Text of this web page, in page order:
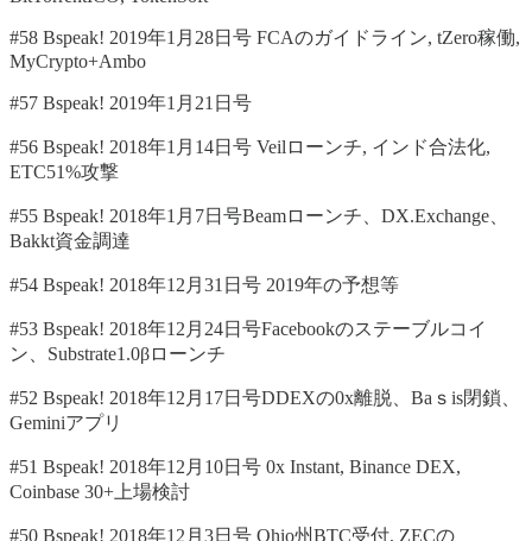
#58 Bspeak! 2019年1月28日号 FCAのガイドライン, tZero稼働,
MyCrypto+Ambo
#57 Bspeak! 2019年1月21日号
#56 Bspeak! 2018年1月14日号 Veilローンチ, インド合法化,
ETC51%攻撃
#55 Bspeak! 2018年1月7日号Beamローンチ、DX.Exchange、
Bakkt資金調達
#54 Bspeak! 2018年12月31日号 2019年の予想等
#53 Bspeak! 2018年12月24日号Facebookのステーブルコイ
ン、Substrate1.0βローンチ
#52 Bspeak! 2018年12月17日号DDEXの0x離脱、Baｓis閉鎖、
Geminiアプリ
#51 Bspeak! 2018年12月10日号 0x Instant, Binance DEX,
Coinbase 30+上場検討
#50 Bspeak! 2018年12月3日号 Ohio州BTC受付, ZECの